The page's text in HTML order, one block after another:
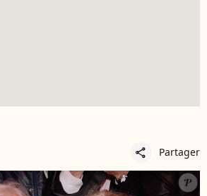
share Partager